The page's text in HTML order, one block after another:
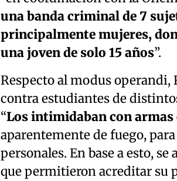
una banda criminal de 7
principalmente mujeres,
una joven de solo 15 años”.
Respecto al modus operandi,
contra estudiantes de
“Los intimidaban con armas
aparentemente de fuego,
personales. En base a esto,
que permitieron acreditar su